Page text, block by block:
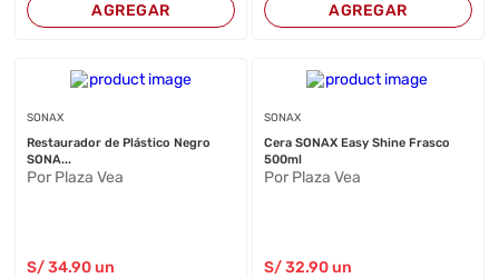
AGREGAR AGREGAR
SONAX
Restaurador de Plástico Negro
SONA...
Por Plaza Vea
S/34.90 un
SONAX
Cera SONAX Easy Shine Frasco
500ml
Por Plaza Vea
S/32.90un